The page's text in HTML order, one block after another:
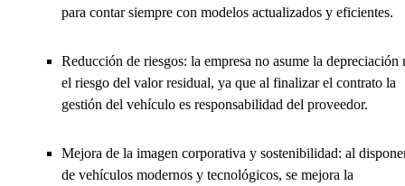
para contar siempre con modelos actualizados y eficientes.
Reducción de riesgos: la empresa no asume la depreciación
el riesgo del valor residual, ya que al finalizar el contrato la
gestión del vehículo es responsabilidad del proveedor.
Mejora de la imagen corporativa y sostenibilidad: al
de vehículos modernos y tecnológicos, se mejora la